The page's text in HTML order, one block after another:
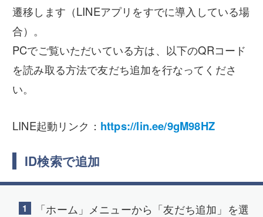
遷移します（LINEアプリをすでに導入している場
合）。
PCでご覧いただいている方は、以下のQRコード
を読み取る方法で友だち追加を行なってくださ
い。
LINE起動リンク： https://lin.ee/9gM98HZ
ID検索で追加
「ホーム」メニューから「友だち追加」を選